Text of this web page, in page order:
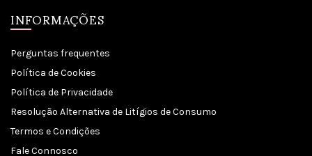
INFORMAÇÕES
Perguntas frequentes
Política de Cookies
Política de Privacidade
Resolução Alternativa de Litígios de Consumo
Termos e Condições
Fale Connosco